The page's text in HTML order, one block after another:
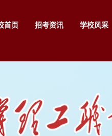
首页 招考资讯 学校风采